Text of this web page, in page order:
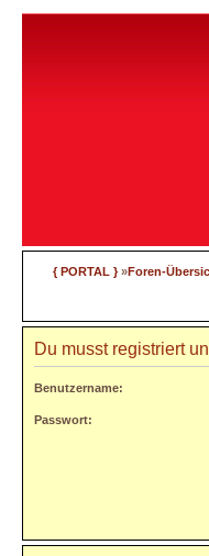
{ PORTAL }»Foren-
Du musst registriert
Benutzername:
Passwort: